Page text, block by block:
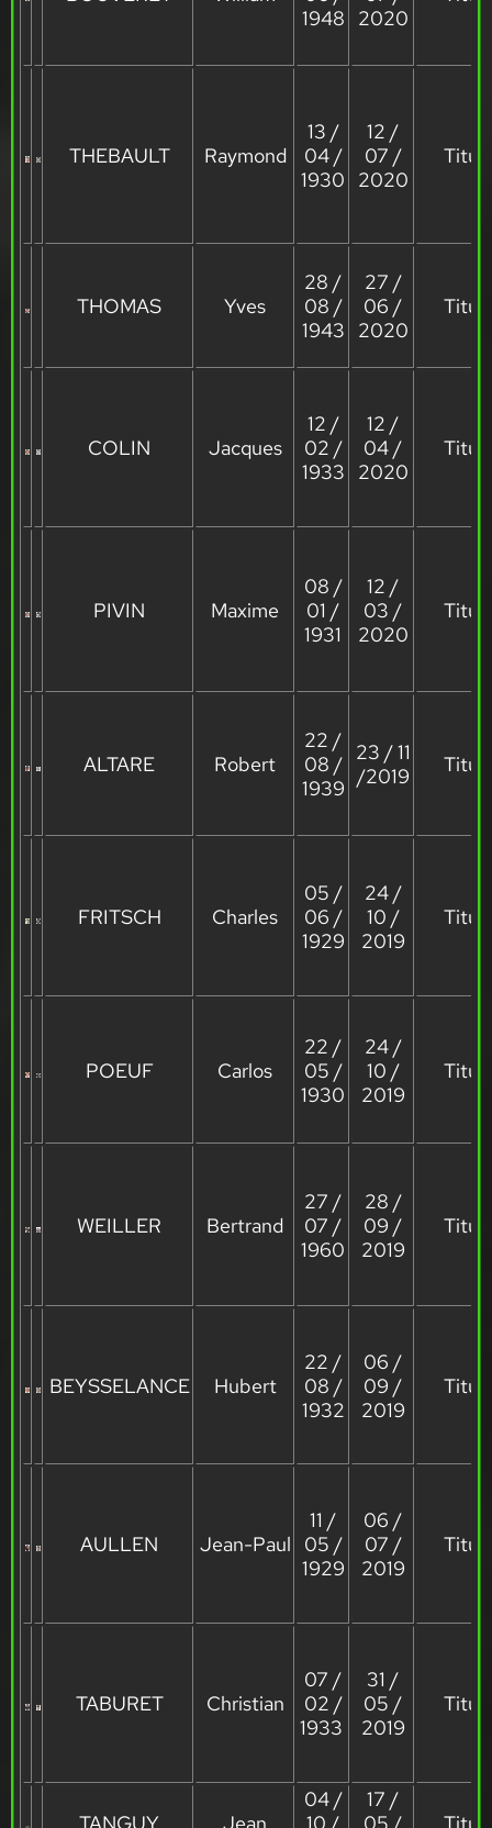
1948
2020
THEBAULT Raymond
13 /
04 /
1930
12 /
07 /
2020
THOMAS Yves
28 /
08 /
1943
27 /
06 /
2020
COLIN Jacques
12 /
02 /
1933
12 /
04 /
2020
PIVIN Maxime
08 /
01 /
1931
12 /
03 /
2020
ALTARE Robert
22 /
08 /
1939
23 / 11
/2019
FRITSCH Charles
05 /
06 /
1929
24 /
10 /
2019
POEUF Carlos
22 /
05 /
1930
24 /
10 /
2019
WEILLER Bertrand
27 /
07 /
1960
28 /
09 /
2019
BEYSSELANCE Hubert
22 /
08 /
1932
06 /
09 /
2019
AULLEN Jean-Paul
11 /
05 /
1929
06 /
07 /
2019
TABURET Christian
07 /
02 /
1933
31 /
05 /
2019
TANGUY Jean
04 /
10 /
17 /
05 /